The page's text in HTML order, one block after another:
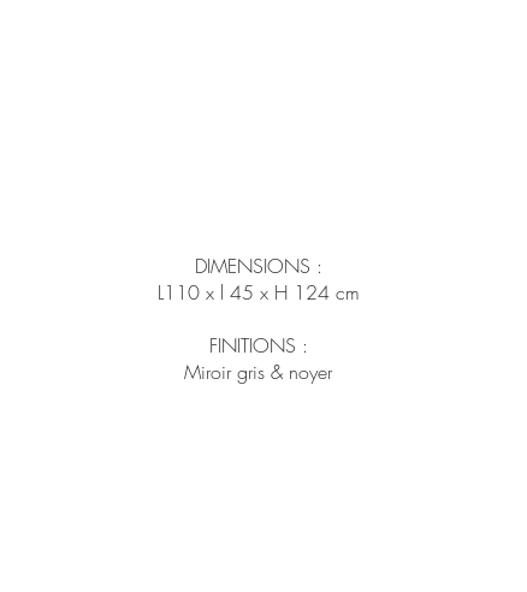
DIMENSIONS :
L110 x l 45 x H 124 cm
FINITIONS :
Miroir gris & noyer